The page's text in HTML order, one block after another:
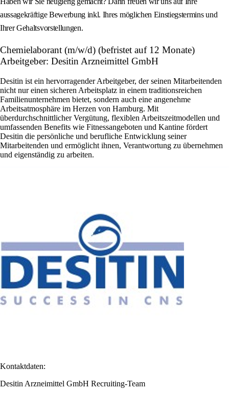
aussagekräftige Bewerbung inkl. Ihres möglichen Einstiegstermins und
Ihrer Gehaltsvorstellungen.
Chemielaborant (m/w/d) (befristet auf 12 Monate)
Arbeitgeber: Desitin Arzneimittel GmbH
Desitin ist ein hervorragender Arbeitgeber, der seinen Mitarbeitenden
nicht nur einen sicheren Arbeitsplatz in einem traditionsreichen
Familienunternehmen bietet, sondern auch eine angenehme
Arbeitsatmosphäre im Herzen von Hamburg. Mit
überdurchschnittlicher Vergütung, flexiblen Arbeitszeitmodellen und
umfassenden Benefits wie Fitnessangeboten und Kantine fördert
Desitin die persönliche und berufliche Entwicklung seiner
Mitarbeitenden und ermöglicht ihnen, Verantwortung zu übernehmen
und eigenständig zu arbeiten.
Kontaktdaten:
Desitin Arzneimittel GmbH Recruiting-Team